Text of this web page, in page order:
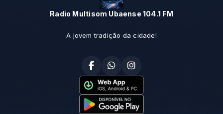
Radio Multisom Ubaense 104.1 FM
A jovem tradição da cidade!